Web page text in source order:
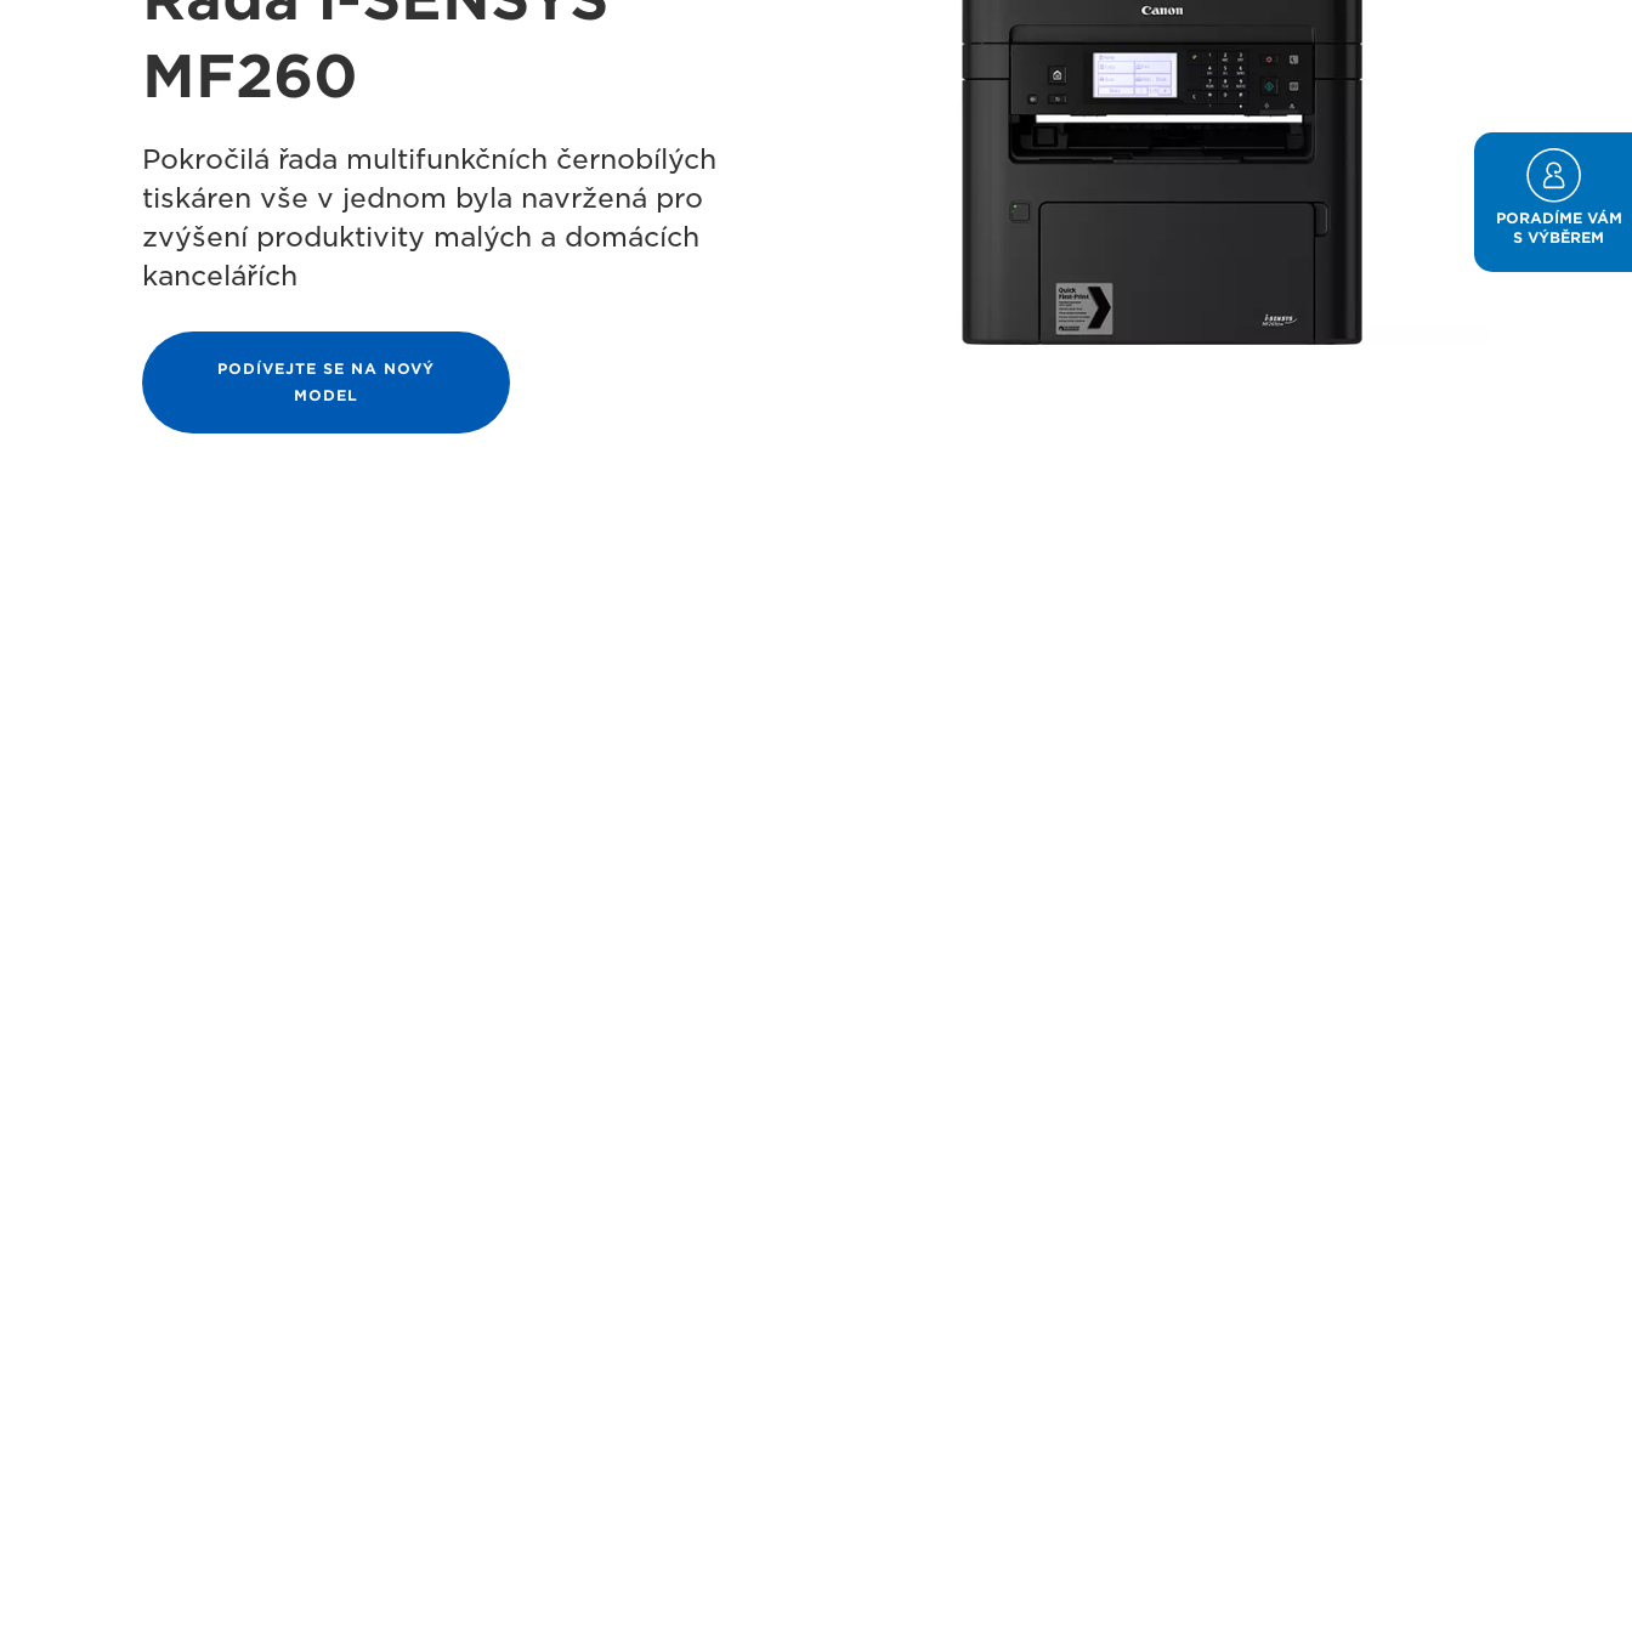
MF260
Pokročilá řada multifunkčních černobílých
tiskáren vše v jednom byla navržená pro
zvýšení produktivity malých a domácích
kancelářích
PODÍVEJTE SE NA NOVÝ
MODEL
PORADÍME VÁM
S VÝBĚREM